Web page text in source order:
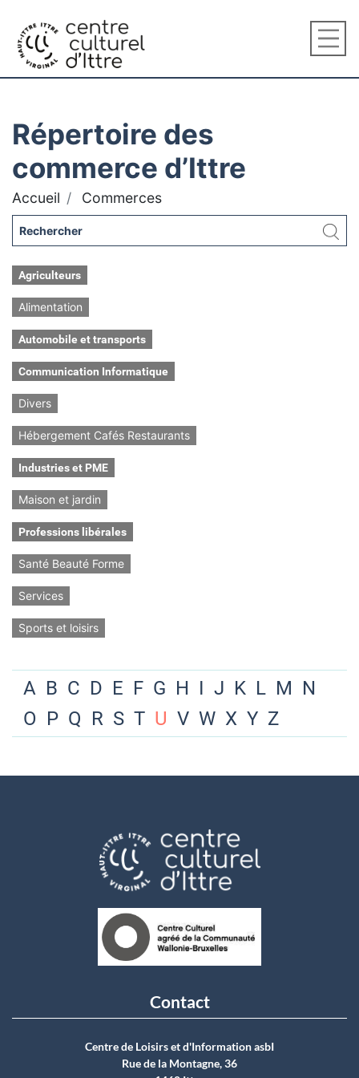
Répertoire des
commerce d’Ittre
Accueil Commerces
Agriculteurs
Alimentation
Automobile et transports
Communication Informatique
Divers
Hébergement Cafés Restaurants
Industries et PME
Maison et jardin
Professions libérales
Santé Beauté Forme
Services
Sports et loisirs
A B C D E F G H I J K L M N
O P Q R S T U V W X Y Z
Contact
Centre de Loisirs et d'Information asbI
Rue de la Montagne, 36